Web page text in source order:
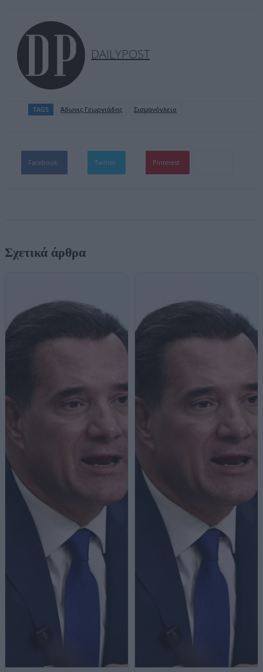
DAILYPOST
TAGS Άδωνις Γεωργιάδης Σισμανόγλειο
Facebook Twitter Pinterest
Σχετικά άρθρα